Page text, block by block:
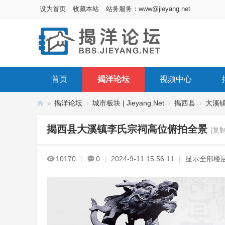
设为首页 收藏本站 站务服务：www@jieyang.net
首页 揭洋论坛 视频中心
» 揭洋论坛 › 城市板块 | Jieyang.Net › 揭西县 › 大溪
揭西县大溪镇李氏宗祠高位俯拍全景 [复
10170 | 0 | 2024-9-11 15:56:11 | 显示全部楼